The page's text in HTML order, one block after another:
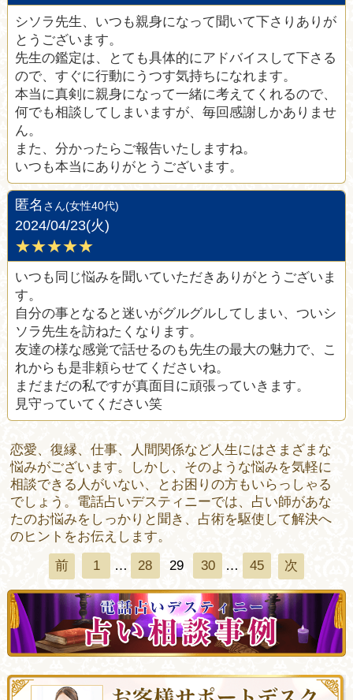
シソラ先生、いつも親身になって聞いて下さりありが
とうございます。
先生の鑑定は、とても具体的にアドバイスして下さる
ので、すぐに行動にうつす気持ちになれます。
本当に真剣に親身になって一緒に考えてくれるので、
何でも相談してしまいますが、毎回感謝しかありませ
ん。
また、分かったらご報告いたしますね。
いつも本当にありがとうございます。
匿名 さん(女性40代)
2024/04/23(火)
★★★★★
いつも同じ悩みを聞いていただきありがとうございま
す。
自分の事となると迷いがグルグルしてしまい、ついシ
ソラ先生を訪ねたくなります。
友達の様な感覚で話せるのも先生の最大の魅力で、こ
れからも是非頼らせてくださいね。
まだまだの私ですが真面目に頑張っていきます。
見守っていてください笑
恋愛、復縁、仕事、人間関係など人生にはさまざまな
悩みがございます。しかし、そのような悩みを気軽に
相談できる人がいない、とお困りの方もいらっしゃる
でしょう。電話占いデスティニーでは、占い師があな
たのお悩みをしっかりと聞き、占術を駆使して解決へ
のヒントをお伝えします。
前
1 … 28 29 30 … 45 次